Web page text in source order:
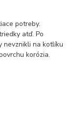
potreby.
atď. Po
nevznikli na kotlíku
korózia.